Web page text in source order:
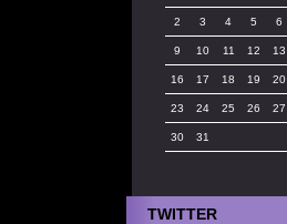
2 3 4 5 6
9 10 11 12 13
16 17 18 19 20
23 24 25 26 27
30 31
TWITTER